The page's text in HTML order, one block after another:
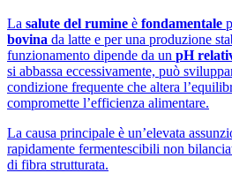
La salute del rumine è fondamentale
bovina da latte e per una produzione
funzionamento dipende da un pH
si abbassa eccessivamente, può
condizione frequente che altera
compromette l’efficienza alimentare.
La causa principale è un’elevata
rapidamente fermentescibili non
di fibra strutturata.